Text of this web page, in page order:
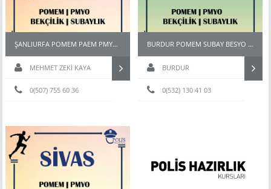
ŞANLIURFA POMEM PAEM PMYO PÖH BEKÇİ KURSU
MEHMET ZEKİ KAYA
0(507) 755 60 36
BURDUR POMEM SUBAY BESYO HAZIRLIK KURSU
BURDUR
0(532) 130 41 03